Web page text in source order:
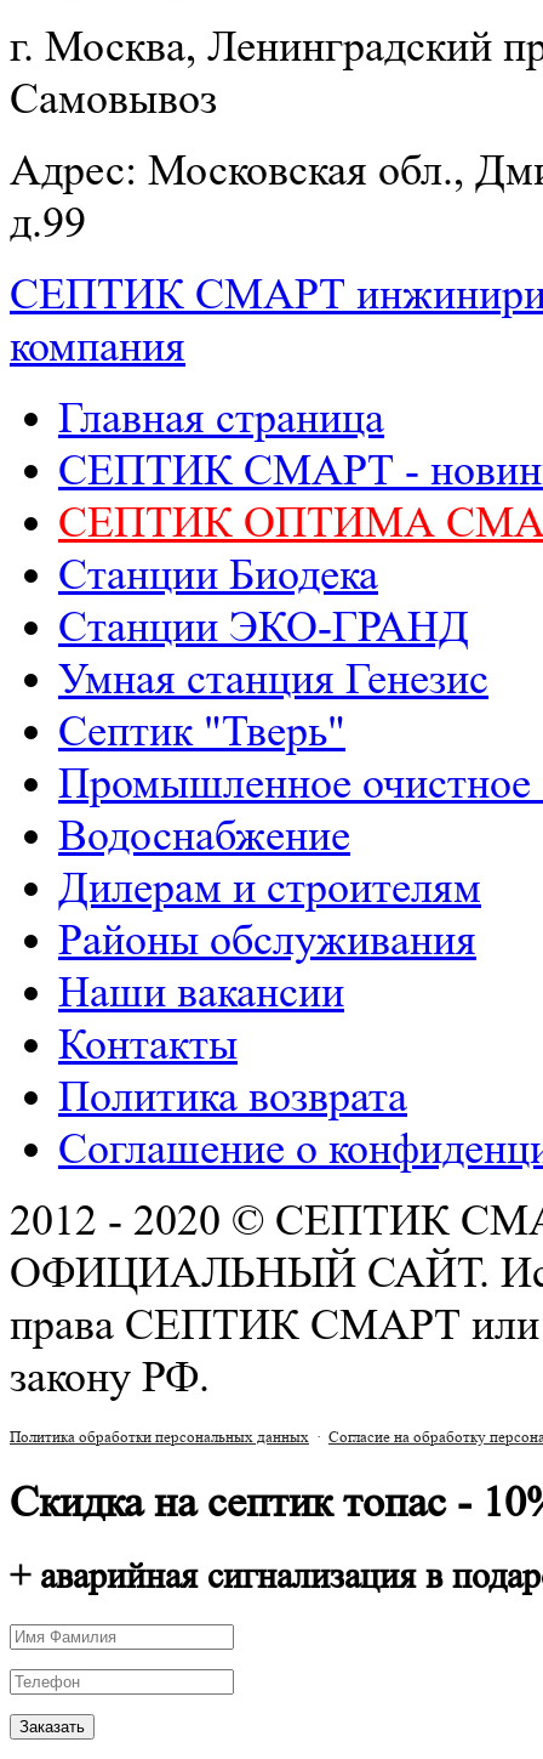
г. Москва, Ленинградский
Самовывоз
Адрес: Московская обл.,
д.99
СЕПТИК СМАРТ
компания
Главная страница
СЕПТИК СМАРТ -
СЕПТИК ОПТИМА
Станции Биодека
Станции ЭКО-ГРАНД
Умная станция Генезис
Септик "Тверь"
Промышленное очистное
Водоснабжение
Дилерам и строителям
Районы обслуживания
Наши вакансии
Контакты
Политика возврата
Соглашение о
2012 - 2020 © СЕПТИК
ОФИЦИАЛЬНЫЙ САЙТ.
права СЕПТИК СМАРТ или
закону РФ.
Политика обработки персональных данных · Согласие на обработку
Скидка на септик топас -
+ аварийная сигнализация в